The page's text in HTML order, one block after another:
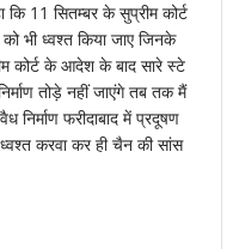
कि 11 सितम्बर के सुप्रीम कोर्ट
भी ध्वश्त किया जाए जिनके
कोर्ट के आदेश के बाद सारे स्टे
तोड़े नहीं जाएंगे तब तक मैं
निर्माण फरीदाबाद में प्रदूषण
करवा कर ही चैन की सांस